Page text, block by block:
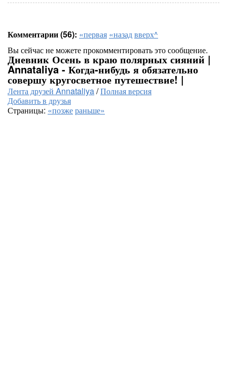
Комментарии (56): «первая «назадвверх^
Вы сейчас не можете прокомментировать это сообщение.
Дневник Осень в краю полярных сияний |
Annataliya - Когда-нибудь я обязательно
совершу кругосветное путешествие! |
Лента друзей Annataliya/Полная версия
Добавить в друзья
Страницы: «позжераньше»